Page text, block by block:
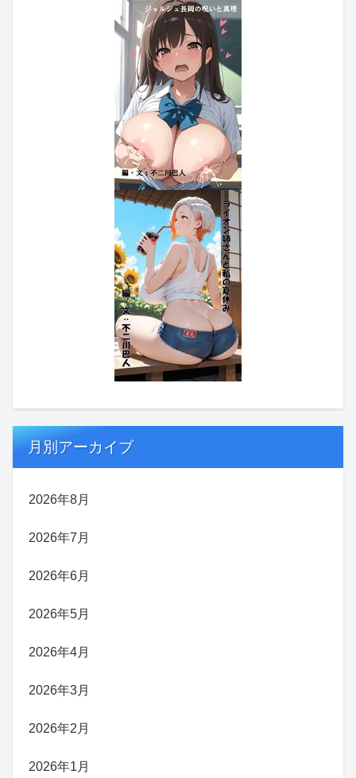
月別アーカイブ
2026年8月
2026年7月
2026年6月
2026年5月
2026年4月
2026年3月
2026年2月
2026年1月